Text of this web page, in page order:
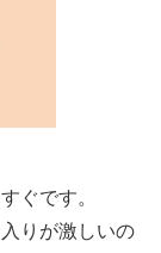
ぐです。
りが激しいの